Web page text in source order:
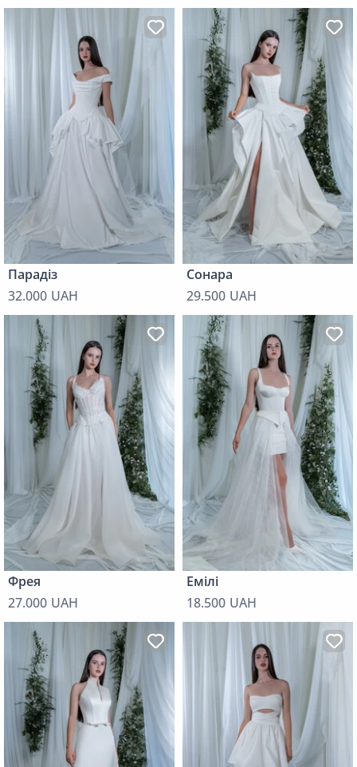
Парадіз
32.000 UAH
Сонара
29.500 UAH
Фрея
27.000 UAH
Емілі
18.500 UAH